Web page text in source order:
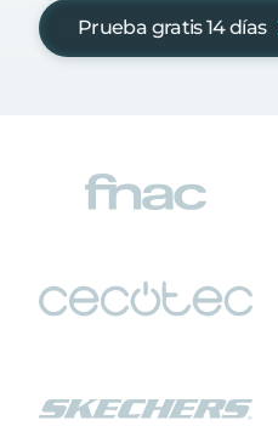
Prueba gratis 14 días